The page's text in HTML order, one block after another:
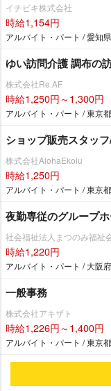
イチビキ株式会社
時給1,154円
アルバイト・パート / 愛知県
ゆい訪問介護 調布の
株式会社Re.AF
時給1,250円～1,300円
アルバイト・パート / 東京都
ショップ販売スタッ
株式会社AlohaEkolu
時給1,250円
アルバイト・パート / 東京都
夜勤専従のグループ
社会福祉法人まつのみ福祉
時給1,220円
アルバイト・パート / 大阪府
一般事務
株式会社アキザト
時給1,226円～1,400円
アルバイト・パート / 東京都